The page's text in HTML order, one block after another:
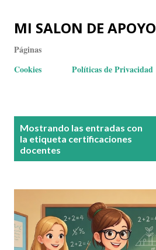
MI SALON DE APOYO
Páginas
Cookies
Políticas de Privacidad
Mostrando las entradas con
la etiqueta certificaciones
docentes